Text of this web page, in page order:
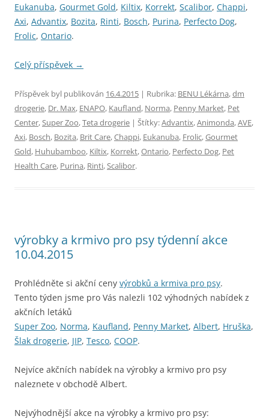
Eukanuba, Gourmet Gold, Kiltix, Korrekt, Scalibor, Chappi,
Axi, Advantix, Bozita, Rinti, Bosch, Purina, Perfecto Dog,
Frolic, Ontario.
Celý příspěvek →
Příspěvek byl publikován 16.4.2015 | Rubrika: BENU Lékárna,dm
drogerie, Dr. Max, ENAPO, Kaufland, Norma, Penny Market, Pet
Center,Super Zoo,Teta drogerie | Štítky:Advantix,Animonda,AVE,
Axi, Bosch, Bozita, Brit Care,Chappi, Eukanuba, Frolic,Gourmet
Gold, Huhubamboo, Kiltix, Korrekt,Ontario, Perfecto Dog, Pet
Health Care, Purina, Rinti,Scalibor.
výrobky a krmivo pro psy týdenní akce
10.04.2015
Prohlédněte si akční ceny výrobků a krmiva pro psy.
Tento týden jsme pro Vás nalezli 102 výhodných nabídek z
akčních letáků
Super Zoo, Norma, Kaufland, Penny Market, Albert, Hruška,
Šlak drogerie, JIP, Tesco, COOP.
Nejvíce akčních nabídek na výrobky a krmivo pro psy
naleznete v obchodě Albert.
Nejvýhodnější akce na výrobky a krmivo pro psy: